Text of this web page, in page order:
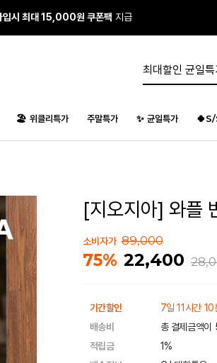
앱다운 3,000원쿠폰 증정
🏖️ 위클리특가 주말특가 ✨ 균일특가
[지오지아] 와플
소비자가 89,000
75% 22,400
기간할인
7일 11시간
배송비
총 결제금액
적립금
1%